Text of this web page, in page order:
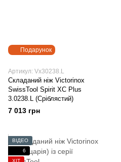
Подарунок
Артикул: Vx30238.L
Складаний ніж Victorinox
SwissTool Spirit XC Plus
3.0238.L (Сріблястий)
7 013 грн
ВІДЕО
6
ХІТ